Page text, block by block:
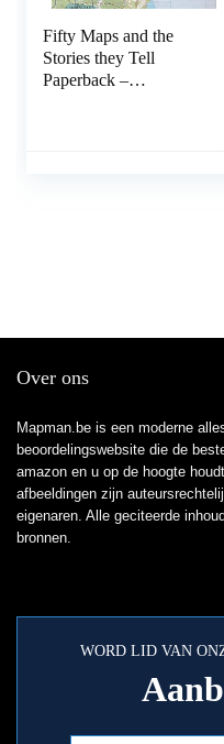
Fifty Maps and the
Stories they Tell
Paperback –
Over ons
Mapman.be is een moderne
beoordelingswebsite die de
amazon en u op de hoogte
afbeeldingen zijn
eigenaren. Alle geciteerde
bronnen.
WORD LID VAN